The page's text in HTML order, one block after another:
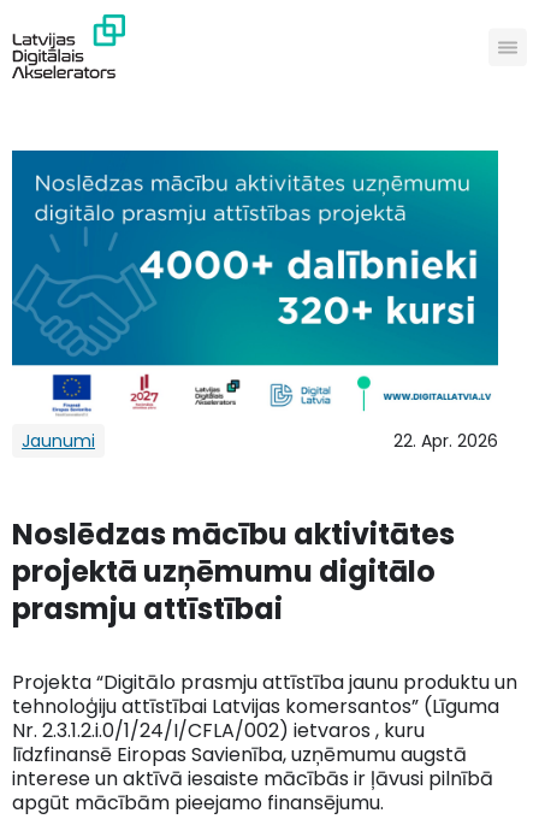
Jaunumi 22. Apr. 2026
Noslēdzas mācību aktivitātes
projektā uzņēmumu digitālo
prasmju attīstībai
Projekta “Digitālo prasmju attīstība jaunu produktu un
tehnoloģiju attīstībai Latvijas komersantos” (Līguma
Nr. 2.3.1.2.i.0/1/24/I/CFLA/002) ietvaros , kuru
līdzfinansē Eiropas Savienība, uzņēmumu augstā
interese un aktīvā iesaiste mācībās ir ļāvusi pilnībā
apgūt mācībām pieejamo finansējumu.